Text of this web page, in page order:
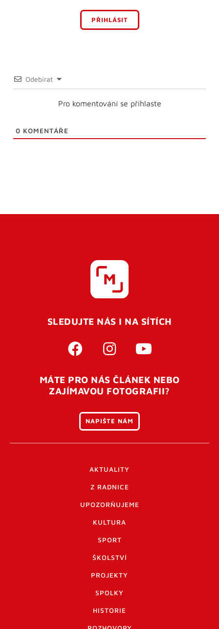
PŘIHLÁSIT
Odebírat
Pro komentování se přihlaste
0 KOMENTÁŘE
SLEDUJTE NÁS I NA SÍTÍCH
MÁTE PRO NÁS ČLÁNEK NEBO
ZAJÍMAVOU FOTOGRAFII?
NAPIŠTE NÁM
AKTUALITY
Z RADNICE
UPOZORŇUJEME
KULTURA
SPORT
ŠKOLSTVÍ
PROJEKTY
SPOLKY
HISTORIE